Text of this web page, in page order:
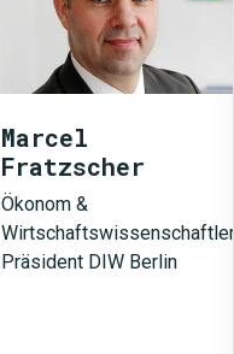
Marcel
Fratzscher
Ökonom &
Wirtschaftswissenschaftler,
Präsident DIW Berlin